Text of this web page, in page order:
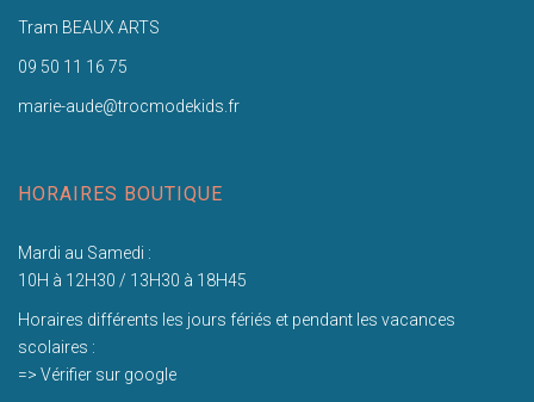
Tram BEAUX ARTS
09 50 11 16 75
marie-aude@trocmodekids.fr
HORAIRES BOUTIQUE
Mardi au Samedi :
10H à 12H30 / 13H30 à 18H45
Horaires différents les jours fériés et pendant les vacances
scolaires :
=> Vérifier sur google